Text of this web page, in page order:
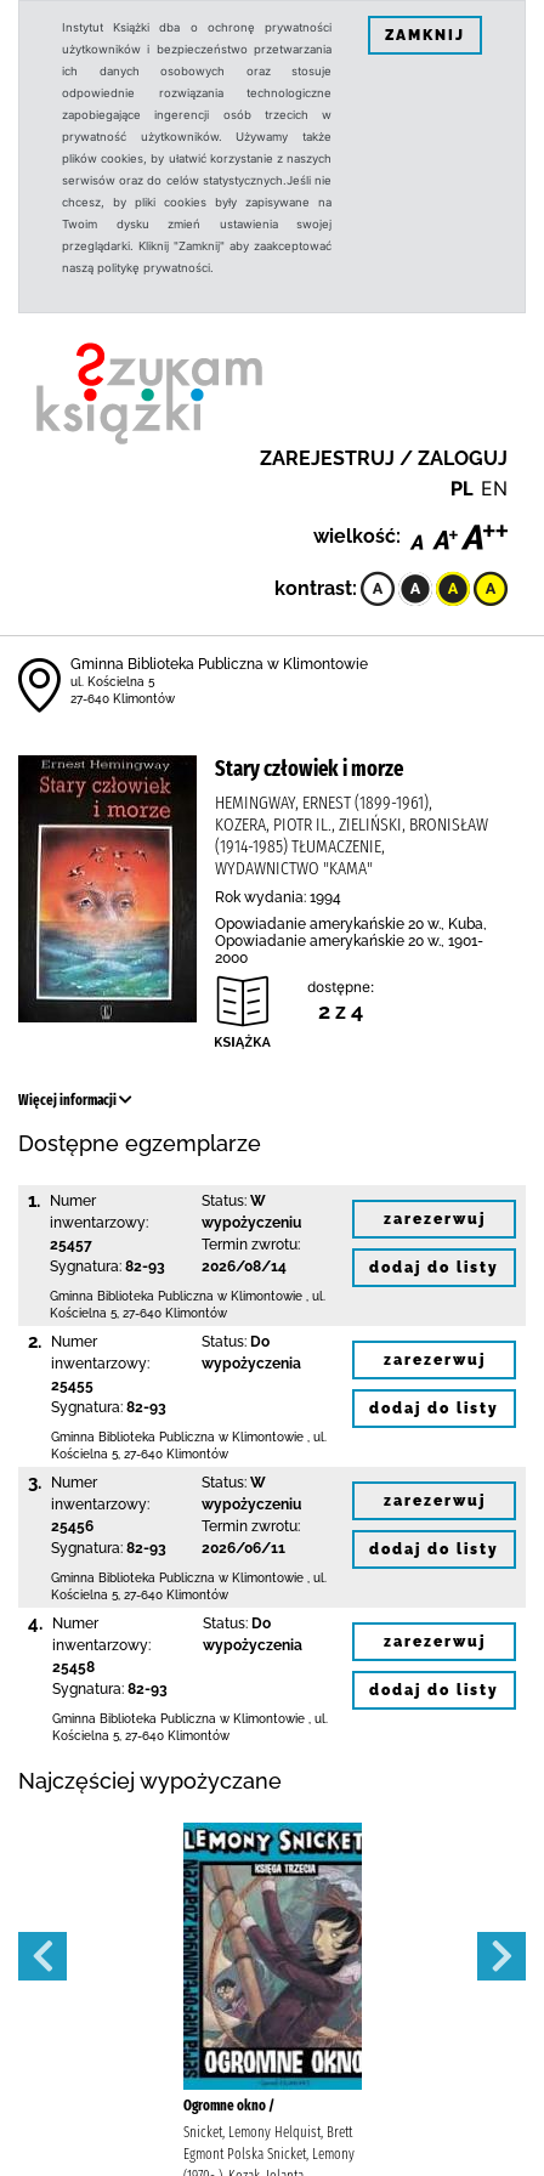
Instytut Książki dba o ochronę prywatności
użytkowników i bezpieczeństwo przetwarzania
ich danych osobowych oraz stosuje
odpowiednie rozwiązania technologiczne
zapobiegające ingerencji osób trzecich w
prywatność użytkowników. Używamy także
plików cookies, by ułatwić korzystanie z naszych
serwisów oraz do celów statystycznych.Jeśli nie
chcesz, by pliki cookies były zapisywane na
Twoim dysku zmień ustawienia swojej
przeglądarki. Kliknij "Zamknij" aby zaakceptować
naszą politykę prywatności.
ZAMKNIJ
ZAREJESTRUJ / ZALOGUJ
PL EN
wielkość:
kontrast:
Gminna Biblioteka Publiczna w Klimontowie
ul. Kościelna 5
27-640 Klimontów
Stary człowiek i morze
HEMINGWAY, ERNEST (1899-1961),
KOZERA, PIOTR IL., ZIELIŃSKI, BRONISŁAW
(1914-1985) TŁUMACZENIE,
WYDAWNICTWO "KAMA"
Rok wydania: 1994
Opowiadanie amerykańskie 20 w., Kuba,
Opowiadanie amerykańskie 20 w., 1901-
2000
dostępne:
2 z 4
Więcej informacji
Dostępne egzemplarze
1.
Numer
inwentarzowy:
25457
Sygnatura: 82-93
Status: W
wypożyczeniu
Termin zwrotu:
2026/08/14
Gminna Biblioteka Publiczna w Klimontowie
ul.
Kościelna 5 27-640 Klimontów
zarezerwuj
dodaj do listy
2.
Numer
inwentarzowy:
25455
Sygnatura: 82-93
Status: Do
wypożyczenia
Gminna Biblioteka Publiczna w Klimontowie
ul.
Kościelna 5 27-640 Klimontów
zarezerwuj
dodaj do listy
3.
Numer
inwentarzowy:
25456
Sygnatura: 82-93
Status: W
wypożyczeniu
Termin zwrotu:
2026/06/11
Gminna Biblioteka Publiczna w Klimontowie
ul.
Kościelna 5 27-640 Klimontów
zarezerwuj
dodaj do listy
4.
Numer
inwentarzowy:
25458
Sygnatura: 82-93
Status: Do
wypożyczenia
Gminna Biblioteka Publiczna w Klimontowie
ul.
Kościelna 5 27-640 Klimontów
zarezerwuj
dodaj do listy
Najczęściej wypożyczane
Ogromne okno /
Snicket, Lemony Helquist, Brett
Egmont Polska Snicket, Lemony